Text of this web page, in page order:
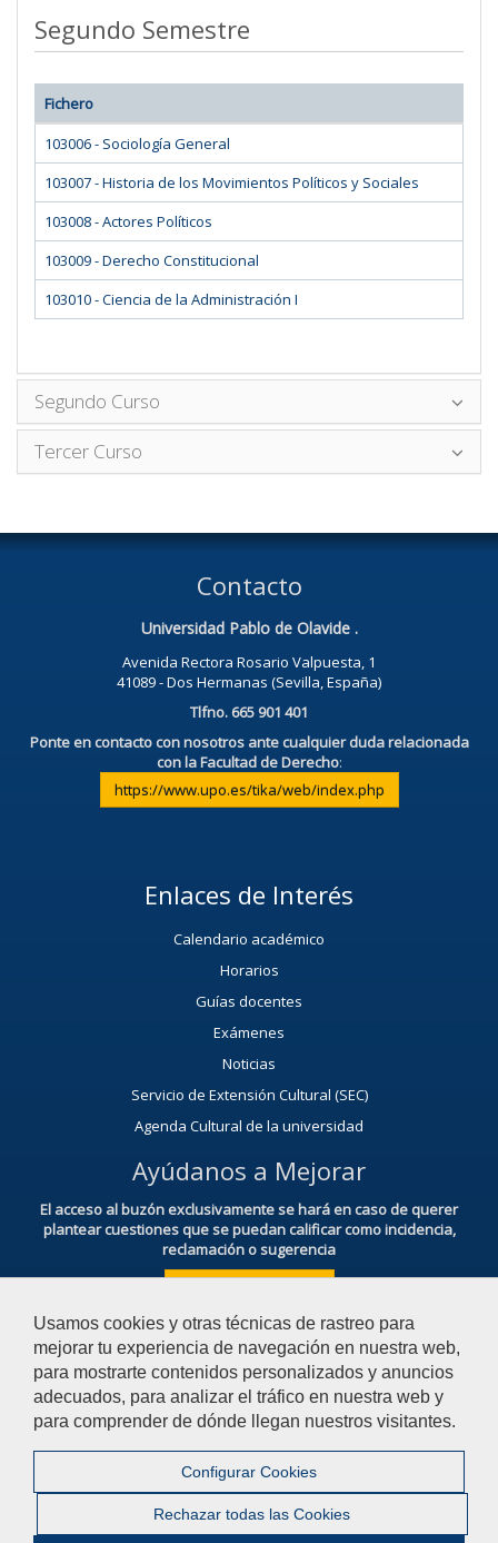
Usamos cookies y otras técnicas de rastreo para
mejorar tu experiencia de navegación en nuestra web,
para mostrarte contenidos personalizados y anuncios
adecuados, para analizar el tráfico en nuestra web y
para comprender de dónde llegan nuestros visitantes.
Configurar Cookies
Rechazar todas las Cookies
Segundo Semestre
Fichero
103006 - Sociología General
103007 - Historia de los Movimientos Políticos y Sociales
103008 - Actores Políticos
103009 - Derecho Constitucional
103010 - Ciencia de la Administración I
Segundo Curso
Tercer Curso
Contacto
Universidad Pablo de Olavide .
Avenida Rectora Rosario Valpuesta, 1
41089 - Dos Hermanas (Sevilla, España)
Tlfno. 665 901 401
Ponte en contacto con nosotros ante cualquier duda relacionada
con la Facultad de Derecho:
https://www.upo.es/tika/web/index.php
Enlaces de Interés
Calendario académico
Horarios
Guías docentes
Exámenes
Noticias
Servicio de Extensión Cultural (SEC)
Agenda Cultural de la universidad
Ayúdanos a Mejorar
El acceso al buzón exclusivamente se hará en caso de querer
plantear cuestiones que se puedan calificar como incidencia,
reclamación o sugerencia
Aviso Legal | Privacidad
| Configurar cookies